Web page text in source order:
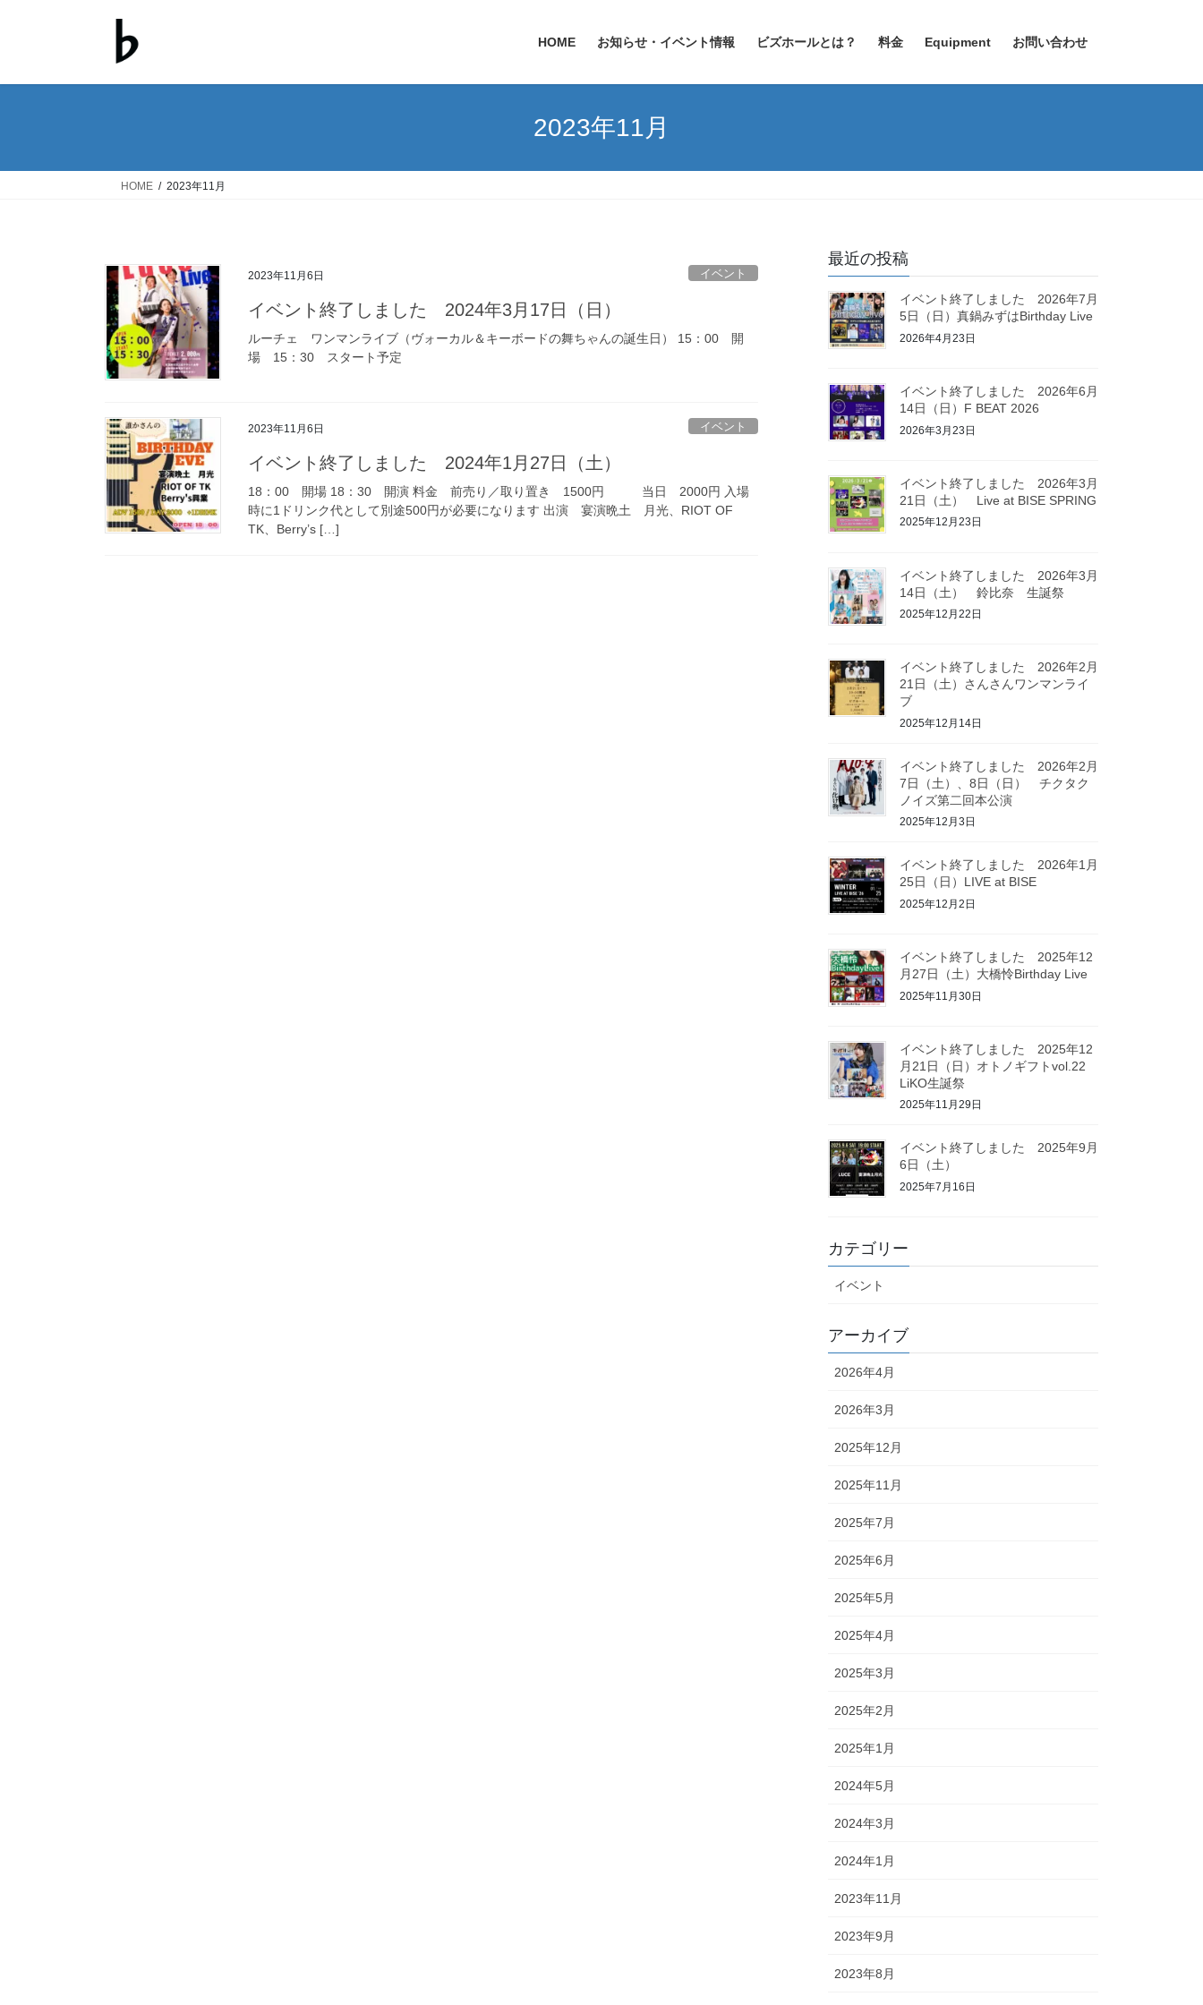
HOME お知らせ・イベント情報 ビズホールとは？ 料金 Equipment お問い合わせ
2023年11月
HOME 2023年11月
2023年11月6日 イベント
イベント終了しました 2024年3月17日（日）
ルーチェ ワンマンライブ（ヴォーカル＆キーボードの舞ちゃんの誕生日） 15：00 開
場 15：30 スタート予定
2023年11月6日 イベント
イベント終了しました 2024年1月27日（土）
18：00 開場 18：30 開演 料金 前売り／取り置き 1500円 当日 2000円 入場
時に1ドリンク代として別途500円が必要になります 出演 宴演晩土 月光、RIOT OF
TK、Berry’s […]
最近の投稿
イベント終了しました 2026年7月
5日（日）真鍋みずはBirthday Live
2026年4月23日
イベント終了しました 2026年6月
14日（日）F BEAT 2026
2026年3月23日
イベント終了しました 2026年3月
21日（土） Live at BISE SPRING
2025年12月23日
イベント終了しました 2026年3月
14日（土） 鈴比奈 生誕祭
2025年12月22日
イベント終了しました 2026年2月
21日（土）さんさんワンマンライ
ブ
2025年12月14日
イベント終了しました 2026年2月
7日（土）、8日（日） チクタク
ノイズ第二回本公演
2025年12月3日
イベント終了しました 2026年1月
25日（日）LIVE at BISE
2025年12月2日
イベント終了しました 2025年12
月27日（土）大橋怜Birthday Live
2025年11月30日
イベント終了しました 2025年12
月21日（日）オトノギフトvol.22
LiKO生誕祭
2025年11月29日
イベント終了しました 2025年9月
6日（土）
2025年7月16日
カテゴリー
イベント
アーカイブ
2026年4月
2026年3月
2025年12月
2025年11月
2025年7月
2025年6月
2025年5月
2025年4月
2025年3月
2025年2月
2025年1月
2024年5月
2024年3月
2024年1月
2023年11月
2023年9月
2023年8月